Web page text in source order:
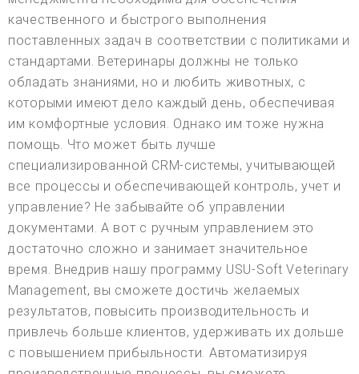
качественного и быстрого выполнения
поставленных задач в соответствии с политиками и
стандартами. Ветеринары должны не только
обладать знаниями, но и любить животных, с
которыми имеют дело каждый день, обеспечивая
им комфортные условия. Однако им тоже нужна
помощь. Что может быть лучше
специализированной CRM-системы, учитывающей
все процессы и обеспечивающей контроль, учет и
управление? Не забывайте об управлении
документами. А вот с ручным управлением это
достаточно сложно и занимает значительное
время. Внедрив нашу программу USU-Soft Veterinary
Management, вы сможете достичь желаемых
результатов, повысить производительность и
привлечь больше клиентов, удерживать их дольше
с повышением прибыльности. Автоматизируя